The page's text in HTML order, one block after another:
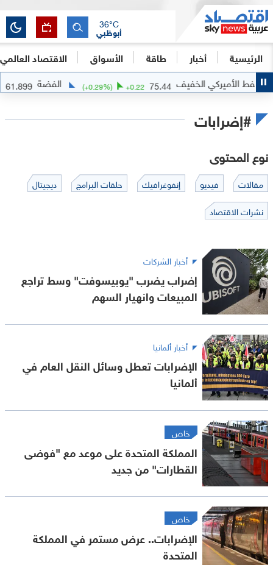
الرئيسية أخبار طاقة الأسواق الاقتصاد العالمي
أبوظبي
36°C
الخفيف 75.44
+0.22
(+0.29%) الفضة 61.899
-0.1788
#إضرابات
نوع المحتوى
مقالات فيديو إنفوغرافيك حلقات البرامج
ديجيتال
نشرات الاقتصاد
أخبار الشركات
إضراب يضرب "يوبيسوفت" وسط تراجع
المبيعات وانهيار السهم
أخبار ألمانيا
الإضرابات تعطل وسائل النقل العام في
ألمانيا
خاص
المملكة المتحدة على موعد مع "فوضى
القطارات" من جديد
خاص
الإضرابات.. عرض مستمر في المملكة
المتحدة